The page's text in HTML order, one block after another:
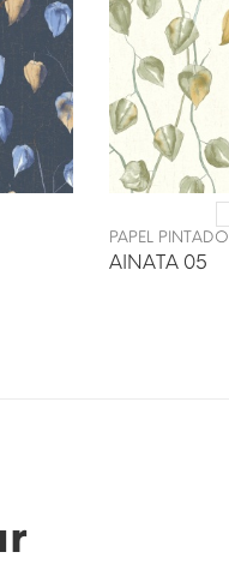
PAPEL PINTADO
AINATA 05